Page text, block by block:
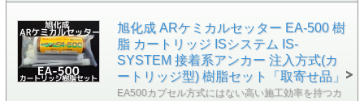
旭化成 ARケミカルセッター EA-500 樹
脂 カートリッジ ISシステム IS-
SYSTEM 接着系アンカー 注入方式(カ
ートリッジ型) 樹脂セット「取寄せ品」
EA500カプセル方式にはない高い施工効率を持つカ